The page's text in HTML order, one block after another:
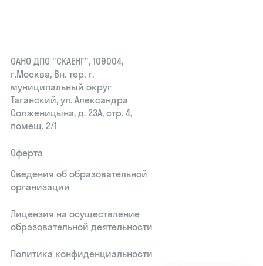
ОАНО ДПО "СКАЕНГ", 109004,
г.Москва, Вн. тер. г.
муниципальный округ
Таганский, ул. Александра
Солженицына, д. 23А, стр. 4,
помещ. 2/1
Оферта
Сведения об образовательной
организации
Лицензия на осуществление
образовательной деятельности
Политика конфиденциальности